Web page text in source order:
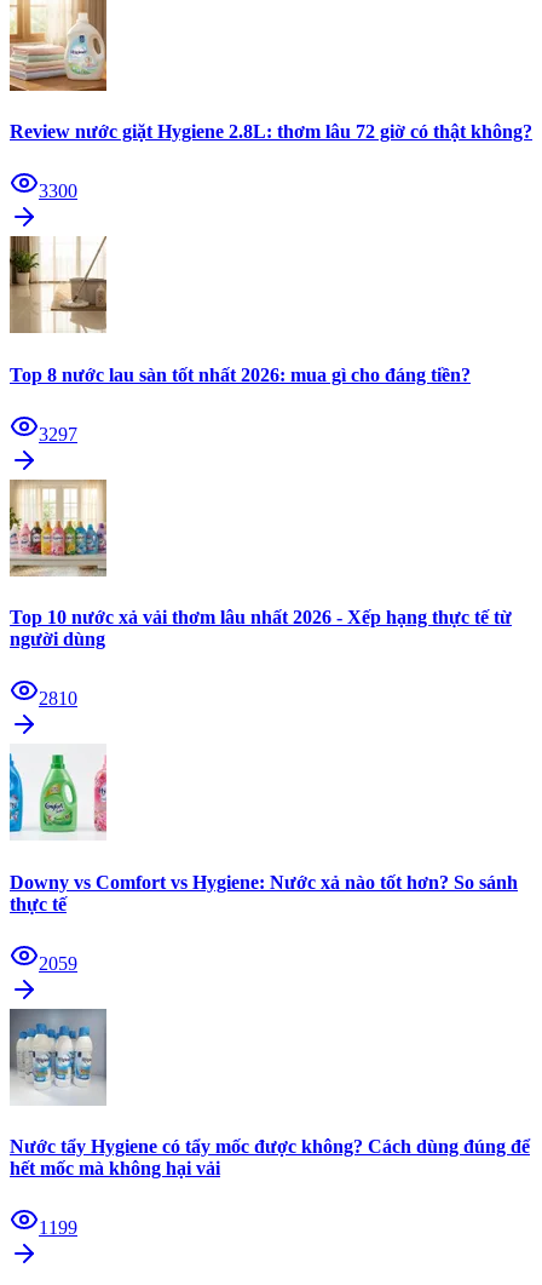
Review nước giặt Hygiene 2.8L: thơm lâu 72 giờ có thật không?
3300
Top 8 nước lau sàn tốt nhất 2026: mua gì cho đáng tiền?
3297
Top 10 nước xả vải thơm lâu nhất 2026 - Xếp hạng thực tế từ
người dùng
2810
Downy vs Comfort vs Hygiene: Nước xả nào tốt hơn? So sánh
thực tế
2059
Nước tẩy Hygiene có tẩy mốc được không? Cách dùng đúng để
hết mốc mà không hại vải
1199